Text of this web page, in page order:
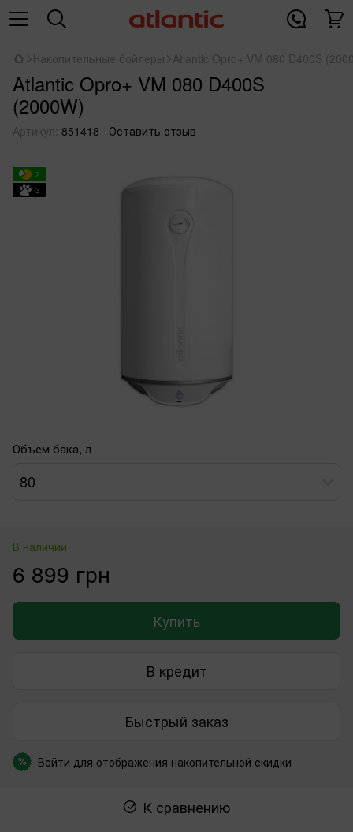
Накопительные бойлеры Atlantic Opro+ VM 080 D400S
Atlantic Opro+ VM 080 D400S
(2000W)
Артикул: 851418 Оставить отзыв
2
3
Объем бака, л
80
В наличии
6 899 грн
Купить
В кредит
Быстрый заказ
% Войти для отображения накопительной скидки
К сравнению